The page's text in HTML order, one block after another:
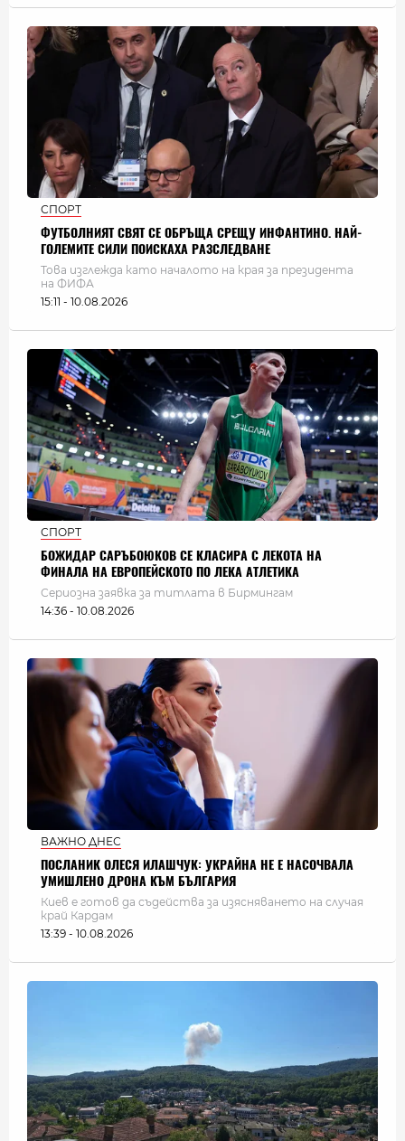
СПОРТ
ФУТБОЛНИЯТ СВЯТ СЕ ОБРЪЩА СРЕЩУ ИНФАНТИНО. НАЙ-
ГОЛЕМИТЕ СИЛИ ПОИСКАХА РАЗСЛЕДВАНЕ
Това изглежда като началото на края за президента
на ФИФА
15:11 - 10.08.2026
СПОРТ
БОЖИДАР САРЪБОЮКОВ СЕ КЛАСИРА С ЛЕКОТА НА
ФИНАЛА НА ЕВРОПЕЙСКОТО ПО ЛЕКА АТЛЕТИКА
Сериозна заявка за титлата в Бирмингам
14:36 - 10.08.2026
ВАЖНО ДНЕС
ПОСЛАНИК ОЛЕСЯ ИЛАШЧУК: УКРАЙНА НЕ Е НАСОЧВАЛА
УМИШЛЕНО ДРОНА КЪМ БЪЛГАРИЯ
Киев е готов да съдейства за изясняването на случая
край Кардам
13:39 - 10.08.2026